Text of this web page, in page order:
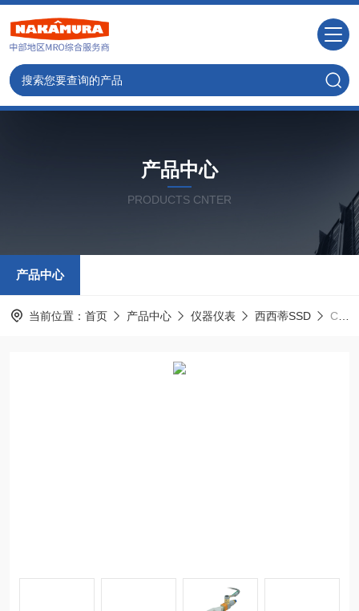
产品中心
PRODUCTS CNTER
产品中心
当前位置： 首页 产品中心 仪器仪表 西西蒂SSD CABS-DBW-150SSD离子棒除静电电极